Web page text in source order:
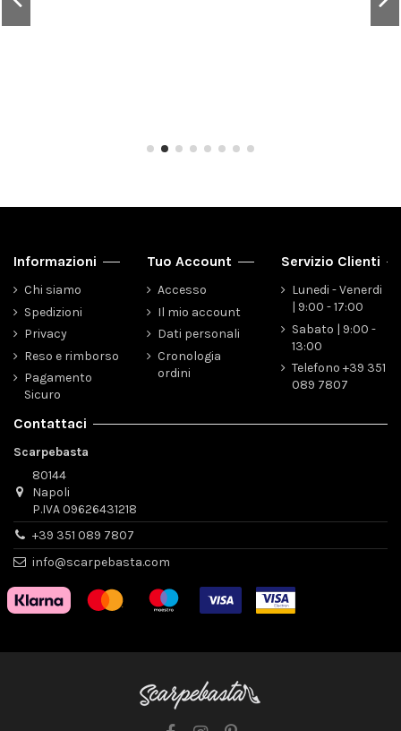
Informazioni
Chi siamo
Spedizioni
Privacy
Reso e rimborso
Pagamento
Sicuro
Tuo Account
Accesso
Il mio account
Dati personali
Cronologia
ordini
Servizio Clienti
Lunedi - Venerdi
| 9:00 - 17:00
Sabato | 9:00 -
13:00
Telefono +39 351
089 7807
Contattaci
Scarpebasta
80144
Napoli
P.IVA 09626431218
+39 351 089 7807
info@scarpebasta.com